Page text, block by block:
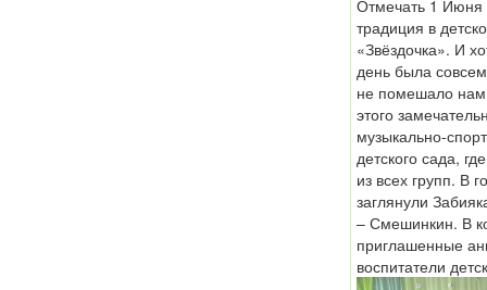
Отмечать 1 Июня
традиция в
«Звёздочка». И
день была
не помешало
этого
музыкально-
детского сада,
из всех групп. В
заглянули
– Смешинкин. В
приглашенные
воспитатели